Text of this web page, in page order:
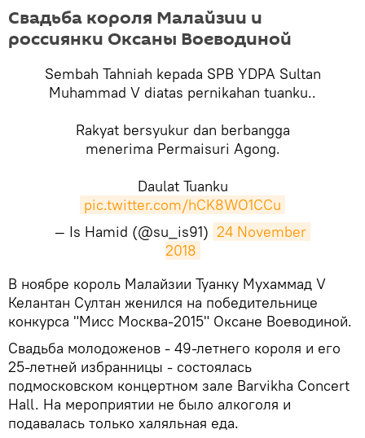
Свадьба короля Малайзии и
россиянки Оксаны Воеводиной
Sembah Tahniah kepada SPB YDPA Sultan
Muhammad V diatas pernikahan tuanku..
Rakyat bersyukur dan berbangga
menerima Permaisuri Agong.
Daulat Tuanku
pic.twitter.com/hCK8WO1CCu
— Is Hamid (@su_is91) 24 November
2018
​В ноябре король Малайзии Туанку Мухаммад V
Келантан Султан женился на победительнице
конкурса "Мисс Москва-2015" Оксане Воеводиной.
Свадьба молодоженов - 49-летнего короля и его
25-летней избранницы - состоялась
подмосковском концертном зале Barvikha Concert
Hall. На мероприятии не было алкоголя и
подавалась только халяльная еда.